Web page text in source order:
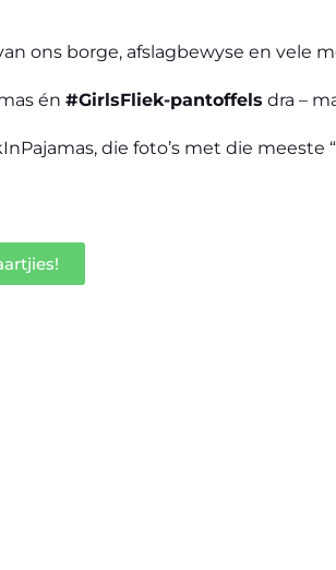
ons borge, afslagbewyse en vele
én #GirlsFliek-pantoffels dra –
die foto’s met die meeste